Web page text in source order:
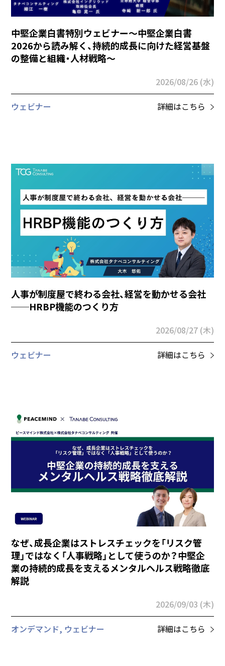
中堅企業白書特別ウェビナー～中堅企業白書
2026から読み解く、持続的成長に向けた経営基盤
の整備と組織・人材戦略～
2026/08/26 (水)
ウェビナー 詳細はこちら
人事が制度屋で終わる会社、経営を動かせる会社
──HRBP機能のつくり方
2026/08/27 (木)
ウェビナー 詳細はこちら
なぜ、成長企業はストレスチェックを「リスク管
理」ではなく「人事戦略」として使うのか？中堅企
業の持続的成長を支えるメンタルヘルス戦略徹底
解説
2026/09/03 (木)
オンデマンド, ウェビナー 詳細はこちら